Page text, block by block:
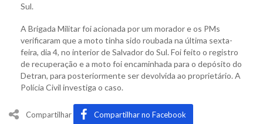
Sul.
A Brigada Militar foi acionada por um morador e os PMs
verificaram que a moto tinha sido roubada na última sexta-
feira, dia 4, no interior de Salvador do Sul. Foi feito o registro
de recuperação e a moto foi encaminhada para o depósito do
Detran, para posteriormente ser devolvida ao proprietário. A
Polícia Civil investiga o caso.
Compartilhar Compartilhar no Facebook